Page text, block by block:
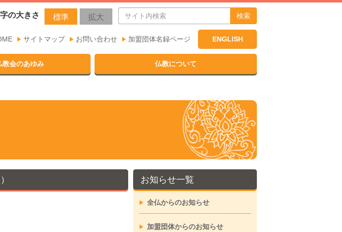
の大きさ 標準 拡大 検索
サイトマップ お問い合わせ 加盟団体名録ページ ENGLISH
教会のあゆみ 仏教について
お知らせ一覧
全仏からのお知らせ
加盟団体からのお知らせ